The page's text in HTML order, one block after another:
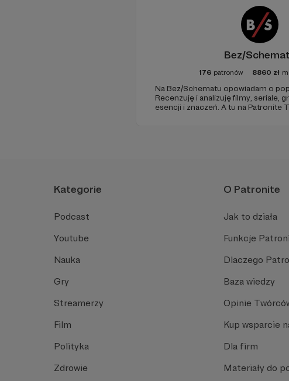
Bez/
176 patronów 8860 zł
Na Bez/Schematu opowiadam o
Recenzuję i analizuję filmy, seriale,
esencji i znaczeń. A tu na Patronite
Kategorie
Podcast
Youtube
Nauka
Gry
Streamerzy
Film
Polityka
Zdrowie
O Patronite
Jak to działa
Funkcje
Dlaczego
Baza wiedzy
Opinie
Kup wsparcie
Dla firm
Materiały do